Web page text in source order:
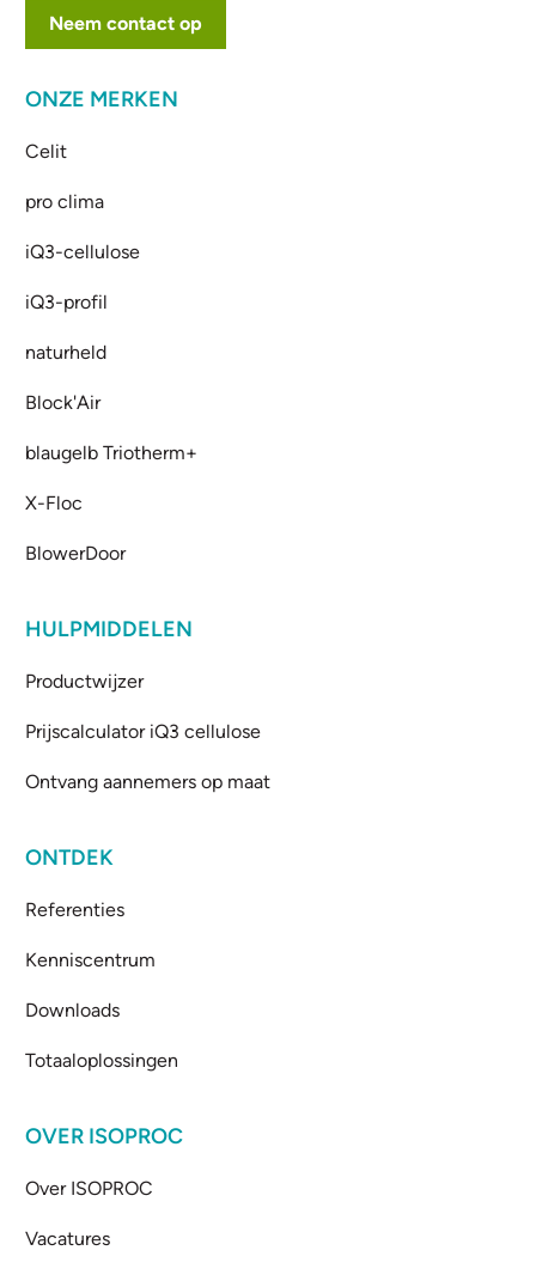
Neem contact op
ONZE MERKEN
Celit
pro clima
iQ3-cellulose
iQ3-profil
naturheld
Block'Air
blaugelb Triotherm+
X-Floc
BlowerDoor
HULPMIDDELEN
Productwijzer
Prijscalculator iQ3 cellulose
Ontvang aannemers op maat
ONTDEK
Referenties
Kenniscentrum
Downloads
Totaaloplossingen
OVER ISOPROC
Over ISOPROC
Vacatures